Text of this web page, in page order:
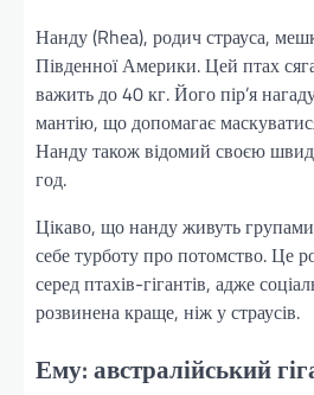
Нанду (Rhea), родич страуса,
Південної Америки. Цей птах
важить до 40 кг. Його пір’я
мантію, що допомагає
Нанду також відомий своєю
год.
Цікаво, що нанду живуть
себе турботу про потомство. Це
серед птахів-гігантів, адже
розвинена краще, ніж у страусів.
Ему: австралійський